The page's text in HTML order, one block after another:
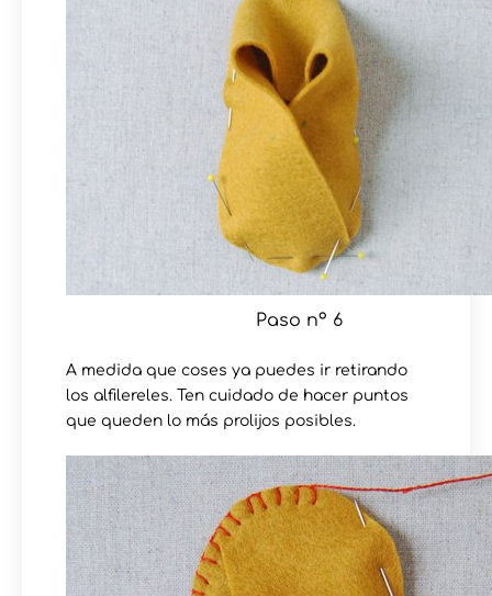
Paso nº 6
A medida que coses ya puedes ir retirando
los alfilereles. Ten cuidado de hacer puntos
que queden lo más prolijos posibles.